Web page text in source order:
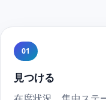
01
見つける